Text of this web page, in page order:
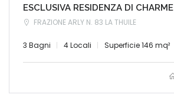
ESCLUSIVA RESIDENZA DI CHARME
FRAZIONE ARLY N. 83 LA THUILE
3 Bagni 4 Locali Superficie 146 mq²